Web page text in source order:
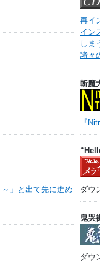
再イ
イン
しま
諸々
斬魔
『
」と出て先に進め
ダウ
鬼哭
ダウ